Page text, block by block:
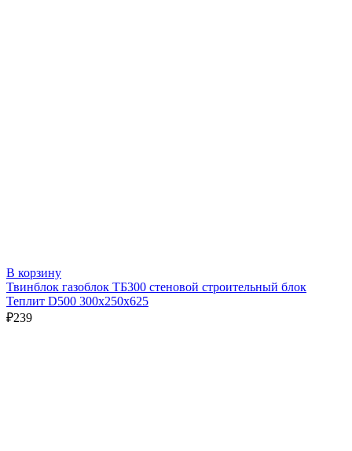
В корзину
Твинблок газоблок ТБ300 стеновой строительный блок
Теплит D500 300х250х625
₽239